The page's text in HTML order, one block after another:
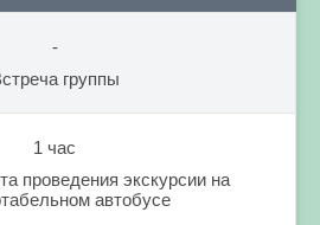
-
группы
1 час
проведения экскурсии на
автобусе